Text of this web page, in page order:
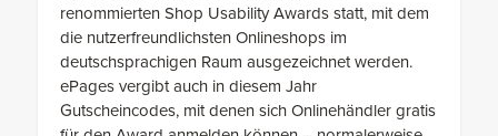
renommierten Shop Usability Awards statt, mit dem
die nutzerfreundlichsten Onlineshops im
deutschsprachigen Raum ausgezeichnet werden.
ePages vergibt auch in diesem Jahr
Gutscheincodes, mit denen sich Onlinehändler gratis